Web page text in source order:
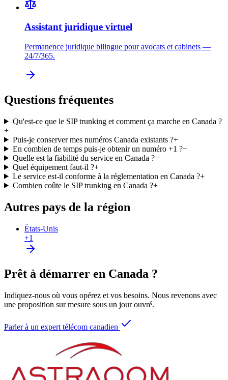
Assistant juridique virtuel
Permanence juridique bilingue pour avocats et cabinets —
24/7/365.
Questions fréquentes
Qu'est-ce que le SIP trunking et comment ça marche en Canada ?
+
Puis-je conserver mes numéros Canada existants ?+
En combien de temps puis-je obtenir un numéro +1 ?+
Quelle est la fiabilité du service en Canada ?+
Quel équipement faut-il ?+
Le service est-il conforme à la réglementation en Canada ?+
Combien coûte le SIP trunking en Canada ?+
Autres pays de la région
États-Unis
+1
Prêt à démarrer en Canada ?
Indiquez-nous où vous opérez et vos besoins. Nous revenons avec
une proposition sur mesure sous un jour ouvré.
Parler à un expert télécom canadien